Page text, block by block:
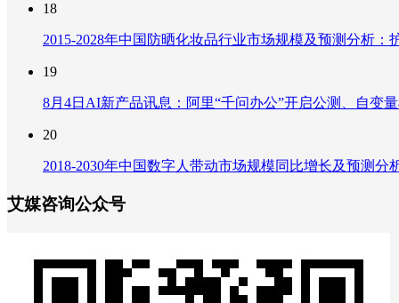
18
2015-2028年中国防晒化妆品行业市场规模及预测分析
19
8月4日AI新产品讯息：阿里“千问办公”开启公测、自变
20
2018-2030年中国数字人带动市场规模同比增长及预测
艾媒咨询公众号